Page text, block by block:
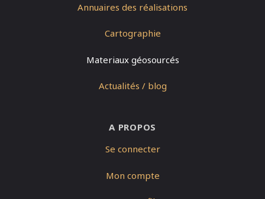
Annuaires des réalisations
Cartographie
Materiaux géosourcés
Actualités / blog
A PROPOS
Se connecter
Mon compte